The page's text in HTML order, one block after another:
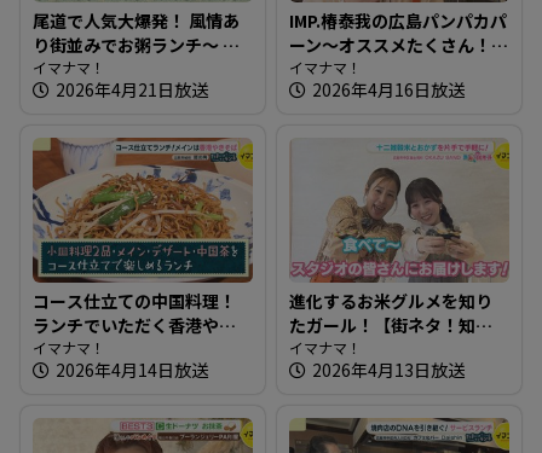
尾道で人気大爆発！ 風情あ
り街並みでお粥ランチ～ 小
料理屋 実【たまにはそとラ
ンチ】
イマナマ！
2026年4月21日放送
IMP.椿泰我の広島パンパカパ
ーン～オススメたくさん！
完売必至の映えるパン屋さ
ん
イマナマ！
2026年4月16日放送
コース仕立ての中国料理！
ランチでいただく香港やき
そば～犀の角【たまにはそ
とランチ】
イマナマ！
2026年4月14日放送
進化するお米グルメを知り
たガール！【街ネタ！知り
たガール】
イマナマ！
2026年4月13日放送